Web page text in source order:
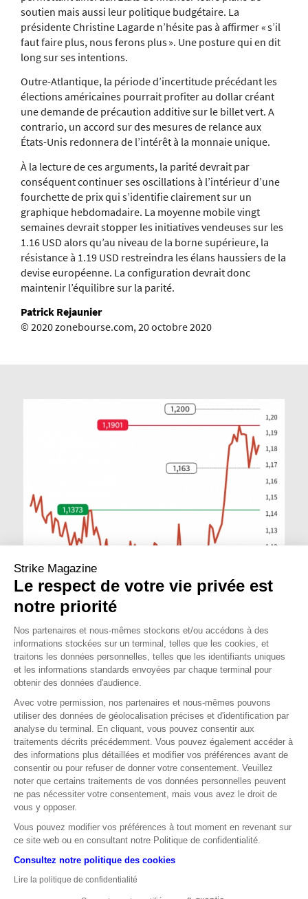
soutien mais aussi leur politique budgétaire. La
présidente Christine Lagarde n’hésite pas à affirmer « s’il
faut faire plus, nous ferons plus ». Une posture qui en dit
long sur ses intentions.
Outre-Atlantique, la période d’incertitude précédant les
élections américaines pourrait profiter au dollar créant
une demande de précaution additive sur le billet vert. A
contrario, un accord sur des mesures de relance aux
États-Unis redonnera de l’intérêt à la monnaie unique.
À la lecture de ces arguments, la parité devrait par
conséquent continuer ses oscillations à l’intérieur d’une
fourchette de prix qui s’identifie clairement sur un
graphique hebdomadaire. La moyenne mobile vingt
semaines devrait stopper les initiatives vendeuses sur les
1.16 USD alors qu’au niveau de la borne supérieure, la
résistance à 1.19 USD restreindra les élans haussiers de la
devise européenne. La configuration devrait donc
maintenir l’équilibre sur la parité.
Patrick Rejaunier
© 2020 zonebourse.com, 20 octobre 2020
Cours
OPINIONMOYEN TERME
OPINIONLONG TERME
Source : Zonebourse
LES DONNÉES RELATIVES AUX PERFORMANCES PASSÉES ONT TRAIT À DES
PÉRIODES PASSÉES ET NE SONT PAS UN INDICATEUR FIABLE DES RÉSULTATS
HISTORIQUES DE MARCHÉ.
Strike Magazine
Le respect de votre vie privée est
notre priorité
Nos partenaires et nous-mêmes stockons et/ou accédons à des
informations stockées sur un terminal, telles que les cookies, et
traitons les données personnelles, telles que les identifiants uniques
et les informations standards envoyées par chaque terminal pour
obtenir des données d'audience.
Avec votre permission, nos partenaires et nous-mêmes pouvons
utiliser des données de géolocalisation précises et d'identification par
analyse du terminal. En cliquant, vous pouvez consentir aux
traitements décrits précédemment. Vous pouvez également accéder à
des informations plus détaillées et modifier vos préférences avant de
consentir ou pour refuser de donner votre consentement. Veuillez
noter que certains traitements de vos données personnelles peuvent
ne pas nécessiter votre consentement, mais vous avez le droit de
vous y opposer.
Vous pouvez modifier vos préférences à tout moment en revenant sur
ce site web ou en consultant notre Politique de confidentialité.
Consultez notre politique des cookies
Lire la politique de confidentialité